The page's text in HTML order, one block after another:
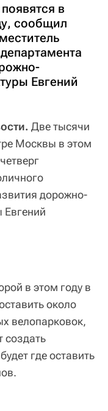
в
сообщил
Евгений
Две тысячи
Москвы в этом
дорожно-
Евгений
в этом году в
около
велопарковок,
создать
где оставить